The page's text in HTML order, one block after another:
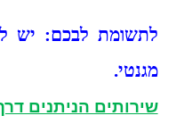
לתשומת לבכם: יש
מגנטי.
שירותים הניתנים